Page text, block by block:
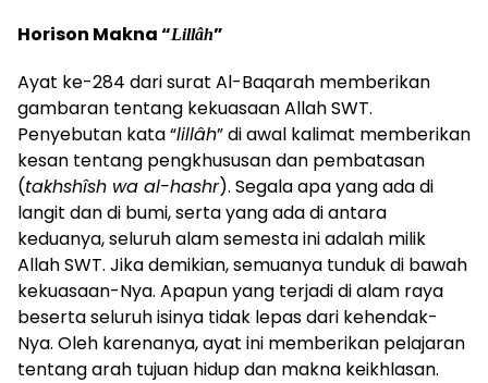
Horison Makna “Lillâh”
Ayat ke-284 dari surat Al-Baqarah memberikan
gambaran tentang kekuasaan Allah SWT.
Penyebutan kata “lillâh” di awal kalimat memberikan
kesan tentang pengkhususan dan pembatasan
(takhshîsh wa al-hashr). Segala apa yang ada di
langit dan di bumi, serta yang ada di antara
keduanya, seluruh alam semesta ini adalah milik
Allah SWT. Jika demikian, semuanya tunduk di bawah
kekuasaan-Nya. Apapun yang terjadi di alam raya
beserta seluruh isinya tidak lepas dari kehendak-
Nya. Oleh karenanya, ayat ini memberikan pelajaran
tentang arah tujuan hidup dan makna keikhlasan.